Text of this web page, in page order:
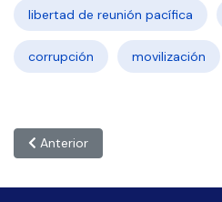
libertad de reunión pacífica
corrupción movilización
Artículo anterior: CHILE: “La
Anterior